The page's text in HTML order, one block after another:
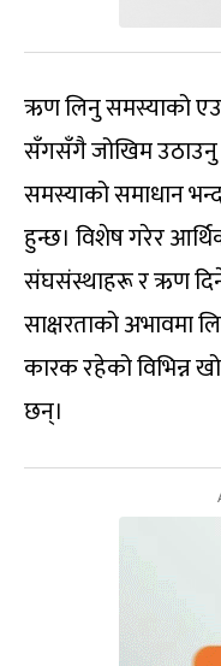
ऋण लिनु समस्याको
सँगसँगै जोखिम उठाउनु
समस्याको समाधान
हुन्छ। विशेष गरेर
संघसंस्थाहरू र ऋण दिने
साक्षरताको अभावमा
कारक रहेको विभिन्न
छन्।